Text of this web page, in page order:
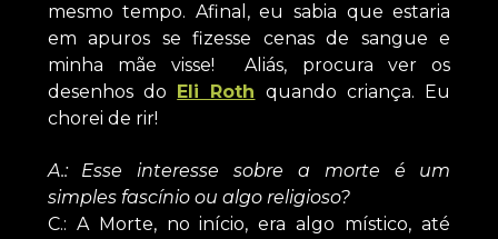
mesmo tempo. Afinal, eu sabia que estaria
em apuros se fizesse cenas de sangue e
minha mãe visse! Aliás, procura ver os
desenhos do
Eli Roth quando criança. Eu
chorei de rir!
A.: Esse interesse sobre a morte é um
simples fascínio ou algo religioso?
C.: A Morte, no início, era algo místico, até